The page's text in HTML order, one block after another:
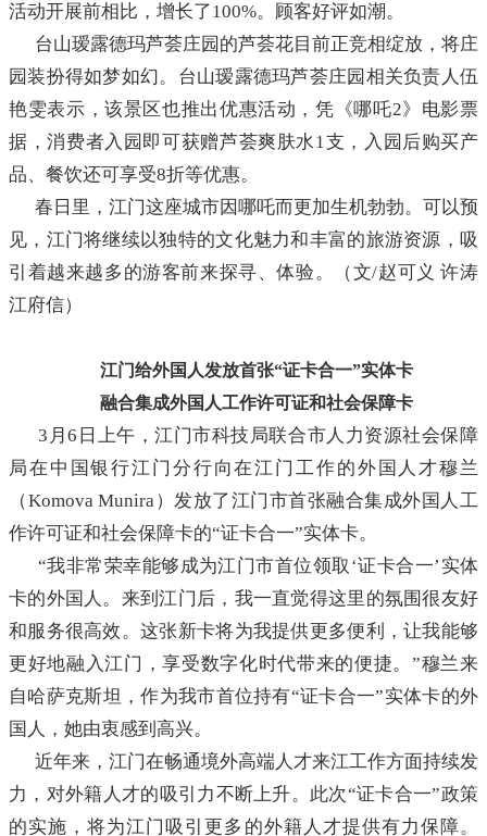
活动开展前相比，增长了100%。顾客好评如潮。
台山瑷露德玛芦荟庄园的芦荟花目前正竞相绽放，将庄
园装扮得如梦如幻。台山瑷露德玛芦荟庄园相关负责人伍
艳雯表示，该景区也推出优惠活动，凭《哪吒2》电影票
据，消费者入园即可获赠芦荟爽肤水1支，入园后购买产
品、餐饮还可享受8折等优惠。
春日里，江门这座城市因哪吒而更加生机勃勃。可以预
见，江门将继续以独特的文化魅力和丰富的旅游资源，吸
引着越来越多的游客前来探寻、体验。（文/赵可义 许涛
江府信）
江门给外国人发放首张“证卡合一”实体卡
融合集成外国人工作许可证和社会保障卡
3月6日上午，江门市科技局联合市人力资源社会保障
局在中国银行江门分行向在江门工作的外国人才穆兰
（Komova Munira）发放了江门市首张融合集成外国人工
作许可证和社会保障卡的“证卡合一”实体卡。
“我非常荣幸能够成为江门市首位领取‘证卡合一’实体
卡的外国人。来到江门后，我一直觉得这里的氛围很友好
和服务很高效。这张新卡将为我提供更多便利，让我能够
更好地融入江门，享受数字化时代带来的便捷。”穆兰来
自哈萨克斯坦，作为我市首位持有“证卡合一”实体卡的外
国人，她由衷感到高兴。
近年来，江门在畅通境外高端人才来江工作方面持续发
力，对外籍人才的吸引力不断上升。此次“证卡合一”政策
的实施，将为江门吸引更多的外籍人才提供有力保障。